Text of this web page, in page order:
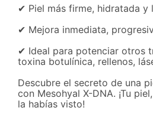
✔ Piel más firme, hidratada y
✔ Mejora inmediata,
✔ Ideal para potenciar otros
toxina botulínica, rellenos,
Descubre el secreto de una
con Mesohyal X-DNA. ¡Tu
la habías visto!